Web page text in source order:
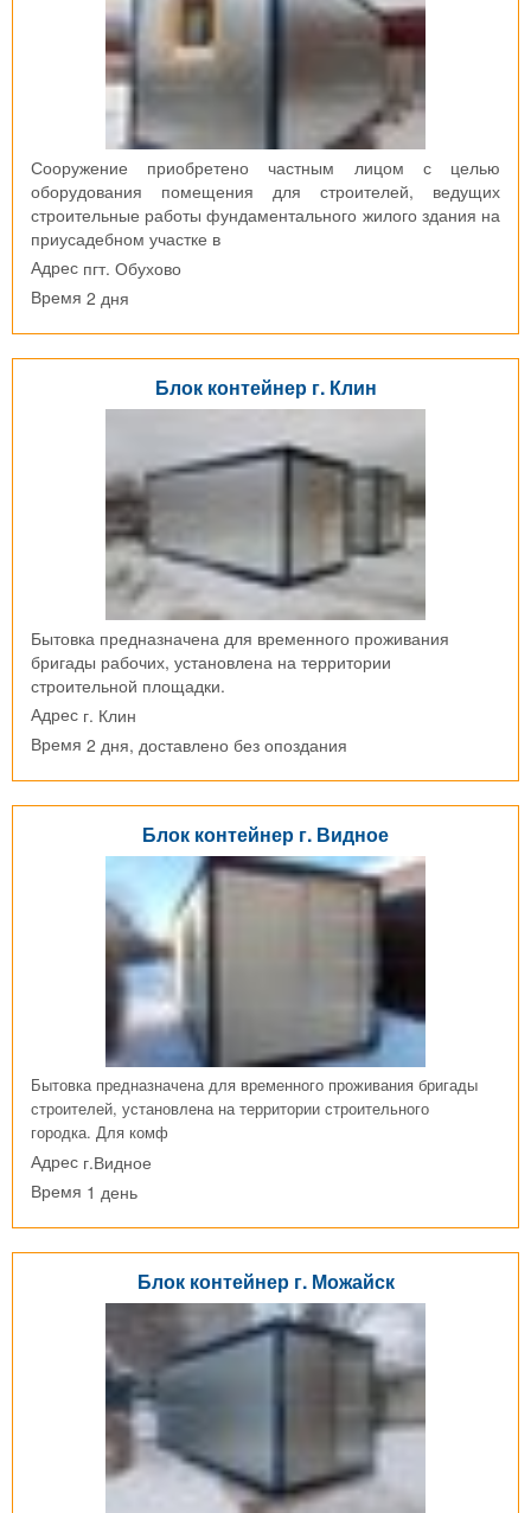
Сооружение приобретено частным лицом с целью
оборудования помещения для строителей, ведущих
строительные работы фундаментального жилого здания на
приусадебном участке в
Адрес пгт. Обухово
Время 2 дня
Блок контейнер г. Клин
Бытовка предназначена для временного проживания
бригады рабочих, установлена на территории
строительной площадки.
Адрес г. Клин
Время 2 дня, доставлено без опоздания
Блок контейнер г. Видное
Бытовка предназначена для временного проживания бригады
строителей, установлена на территории строительного
городка. Для комф
Адрес г.Видное
Время 1 день
Блок контейнер г. Можайск